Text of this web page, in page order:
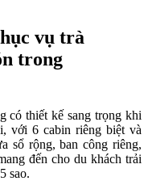
vụ trà
trong
có thiết kế sang trọng khi
với 6 cabin riêng biệt và
sổ rộng, ban công riêng,
đến cho du khách trải
sao.